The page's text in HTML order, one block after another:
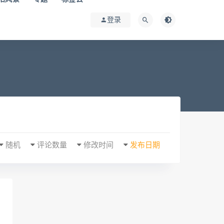
登录
发布日期
修改时间
评论数量
随机